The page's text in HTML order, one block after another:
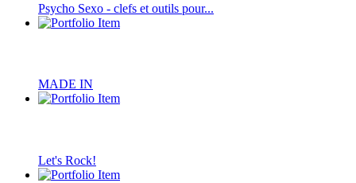
Psycho Sexo - clefs et outils pour...
MADE IN
Let's Rock!